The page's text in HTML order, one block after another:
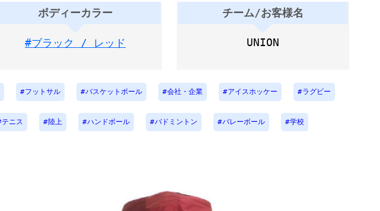
ボディーカラー
#ブラック / レッド
チーム/お客様名
UNION
フットサル バスケットボール 会社・企業 アイスホッケー ラグビー
テニス 陸上 ハンドボール バドミントン バレーボール 学校